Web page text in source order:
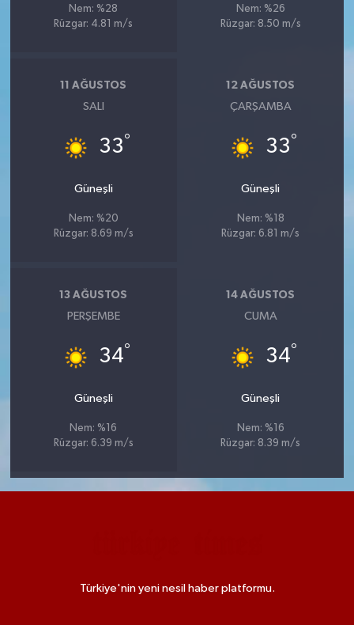
Nem: %28
Rüzgar: 4.81 m/s
Nem: %26
Rüzgar: 8.50 m/s
11 AĞUSTOS
SALI
33°
Güneşli
Nem: %20
Rüzgar: 8.69 m/s
12 AĞUSTOS
ÇARŞAMBA
33°
Güneşli
Nem: %18
Rüzgar: 6.81 m/s
13 AĞUSTOS
PERŞEMBE
34°
Güneşli
Nem: %16
Rüzgar: 6.39 m/s
14 AĞUSTOS
CUMA
34°
Güneşli
Nem: %16
Rüzgar: 8.39 m/s
Türkiye'nin yeni nesil haber platformu.